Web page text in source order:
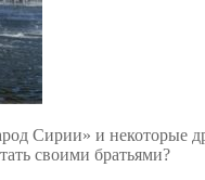
Сирии» и некоторые
своими братьями?